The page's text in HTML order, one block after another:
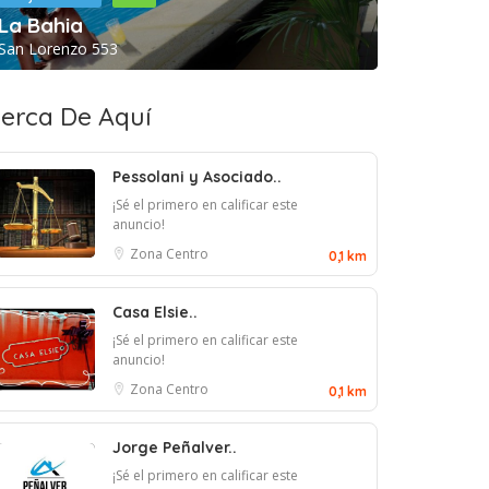
Bahia
Lorenzo 553
De Aquí
Pessolani y Asociado..
¡Sé el primero en calificar este
anuncio!
Zona Centro
0,1 km
Casa Elsie..
¡Sé el primero en calificar este
anuncio!
Zona Centro
0,1 km
Jorge Peñalver..
¡Sé el primero en calificar este